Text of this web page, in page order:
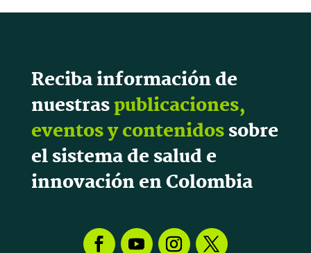
Reciba información de
nuestraspublicaciones,
eventos y contenidossobre
el sistema de salud e
innovación en Colombia